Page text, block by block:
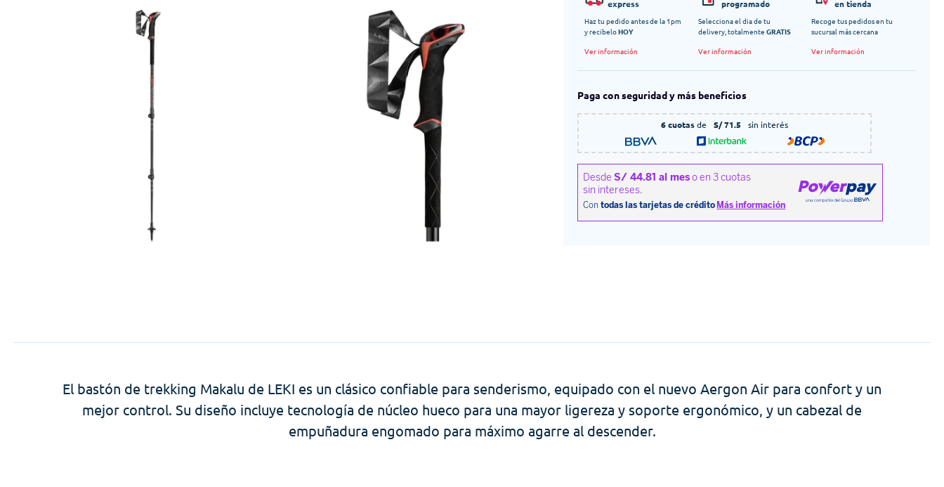
express
Haz tu pedido antes de la 1pm
y recibeloHOY
Ver información
programado
Selecciona el dia de tu
delivery, totalmente GRATIS
Ver información
en tienda
Recoge tus pedidos en tu
sucursal más cercana
Ver información
Paga con seguridad y más beneficios
6 cuotasde S/ 71.5 sin interés
El bastón de trekking Makalu de LEKI es un clásico confiable para senderismo, equipado con el nuevo Aergon Air para confort y un
mejor control. Su diseño incluye tecnología de núcleo hueco para una mayor ligereza y soporte ergonómico, y un cabezal de
empuñadura engomado para máximo agarre al descender.